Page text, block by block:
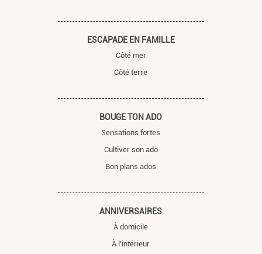
ESCAPADE EN FAMILLE
Côté mer
Côté terre
BOUGE TON ADO
Sensations fortes
Cultiver son ado
Bon plans ados
ANNIVERSAIRES
À domicile
À l'intérieur